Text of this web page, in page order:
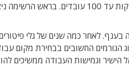
לאחר כמה שנים של גלי
הגורמים החשובים בבחירת מקום
הישיר וגמישות העבודה ממשיכים